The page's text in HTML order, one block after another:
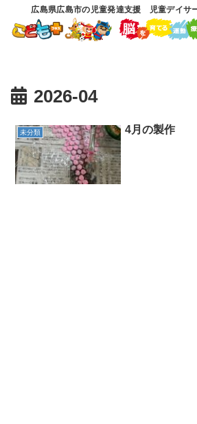
広島県広島市の児童発達支援 児童デイサ
2026-04
未分類 4月の製作